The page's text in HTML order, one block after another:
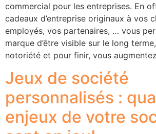
commercial pour les entreprises. En
cadeaux d’entreprise originaux à vos
employés, vos partenaires, … vous
marque d’être visible sur le long
notoriété et pour finir, vous
Jeux de société
personnalisés :
enjeux de votre